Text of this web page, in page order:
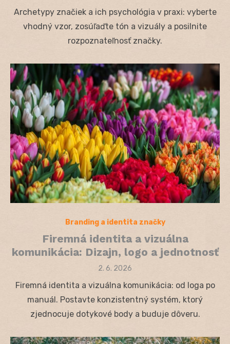
Archetypy značiek a ich psychológia v praxi: vyberte
vhodný vzor, zosúľaďte tón a vizuály a posilnite
rozpoznateľnosť značky.
Branding a identita značky
Firemná identita a vizuálna
komunikácia: Dizajn, logo a jednotnosť
Posted
2. 6. 2026
Firemná identita a vizuálna komunikácia: od loga po
manuál. Postavte konzistentný systém, ktorý
zjednocuje dotykové body a buduje dôveru.